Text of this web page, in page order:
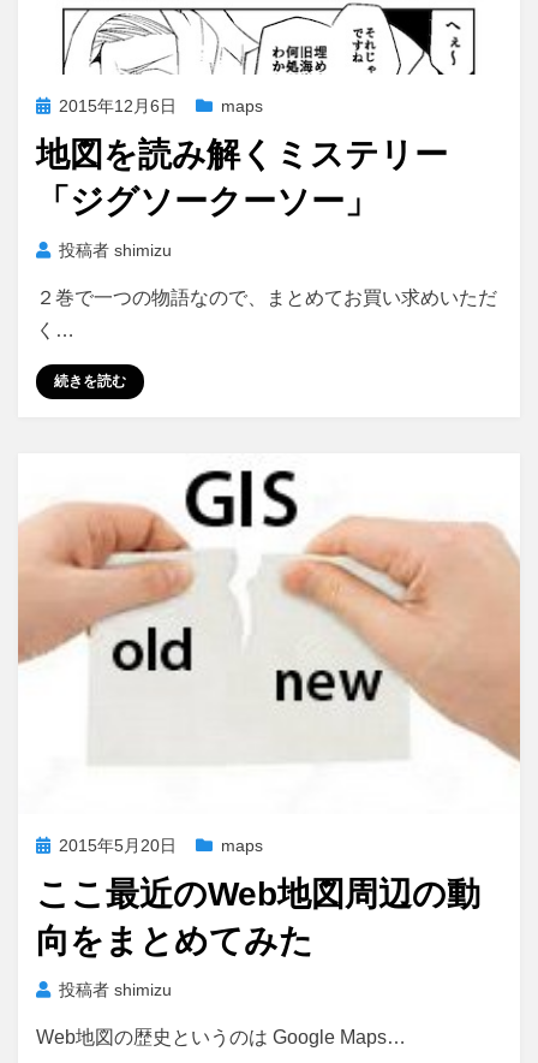
投
日:
2015年12月6日 maps
地図を読み解くミステリー
「ジグソークーソー」
投稿者 shimizu
２巻で一つの物語なので、まとめてお買い求めいただ
く…
続きを読む
投
日:
2015年5月20日 maps
ここ最近のWeb地図周辺の動
向をまとめてみた
投稿者 shimizu
Web地図の歴史というのは Google Maps…